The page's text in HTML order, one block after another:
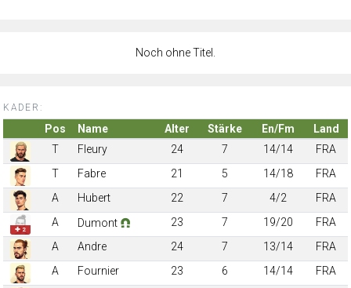
Noch ohne Titel.
KADER:
Pos Name Alter Stärke En/Fm
Land
T
Fleury 24 7 14/14
FRA
T
Fabre 21 5 14/18
FRA
A
Hubert 22 7 4/2 FRA
✚ 2
A Dumont 23 7 19/20
FRA
A
Andre 24 7 13/14
FRA
A
Fournier 23 6 14/14
FRA